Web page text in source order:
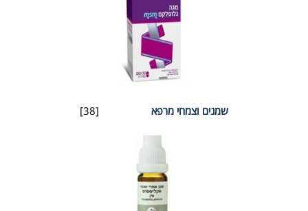
[38] שמנים וצמחי מרפא